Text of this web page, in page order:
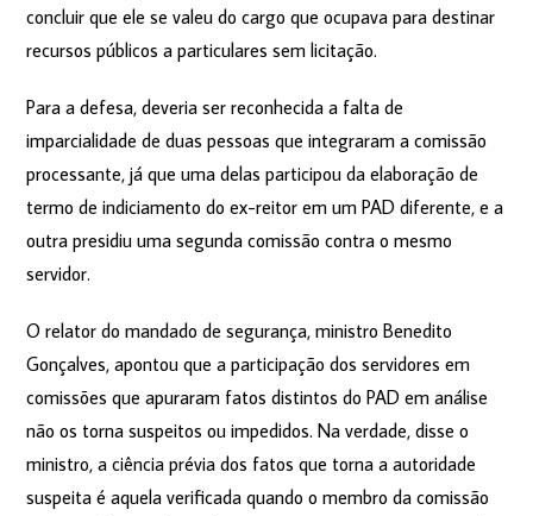
concluir que ele se valeu do cargo que ocupava para destinar
recursos públicos a particulares sem licitação.
Para a defesa, deveria ser reconhecida a falta de
imparcialidade de duas pessoas que integraram a comissão
processante, já que uma delas participou da elaboração de
termo de indiciamento do ex-reitor em um PAD diferente, e a
outra presidiu uma segunda comissão contra o mesmo
servidor.
O relator do mandado de segurança, ministro Benedito
Gonçalves, apontou que a participação dos servidores em
comissões que apuraram fatos distintos do PAD em análise
não os torna suspeitos ou impedidos. Na verdade, disse o
ministro, a ciência prévia dos fatos que torna a autoridade
suspeita é aquela verificada quando o membro da comissão